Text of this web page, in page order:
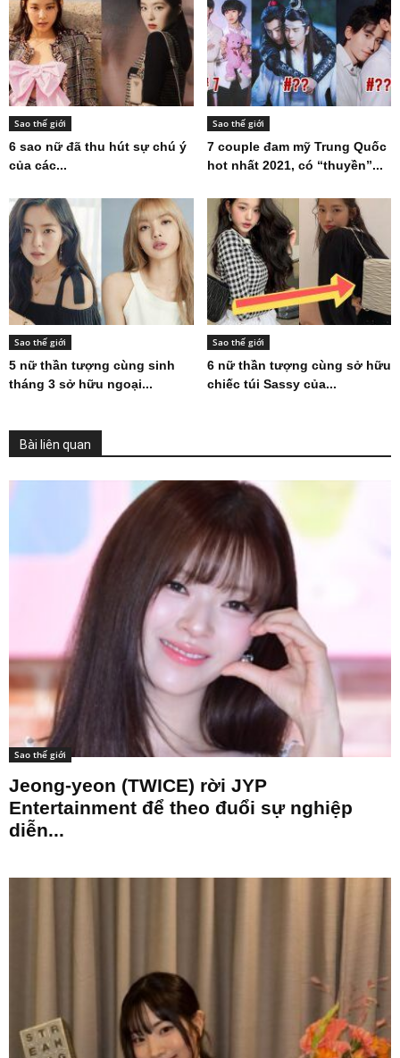
Sao thế giới
6 sao nữ đã thu hút sự chú ý
của các...
Sao thế giới
7 couple đam mỹ Trung Quốc
hot nhất 2021, có “thuyền”...
Sao thế giới
5 nữ thần tượng cùng sinh
tháng 3 sở hữu ngoại...
Sao thế giới
6 nữ thần tượng cùng sở hữu
chiếc túi Sassy của...
Bài liên quan
Sao thế giới
Jeong-yeon (TWICE) rời JYP
Entertainment để theo đuổi sự nghiệp
diễn...